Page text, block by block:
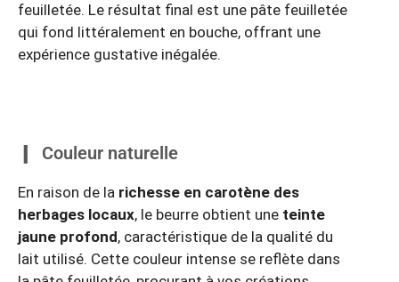
feuilletée. Le résultat final est une pâte feuilletée
qui fond littéralement en bouche, offrant une
expérience gustative inégalée.
Couleur naturelle
En raison de la richesse en carotène des
herbages locaux, le beurre obtient une teinte
jaune profond, caractéristique de la qualité du
lait utilisé. Cette couleur intense se reflète dans